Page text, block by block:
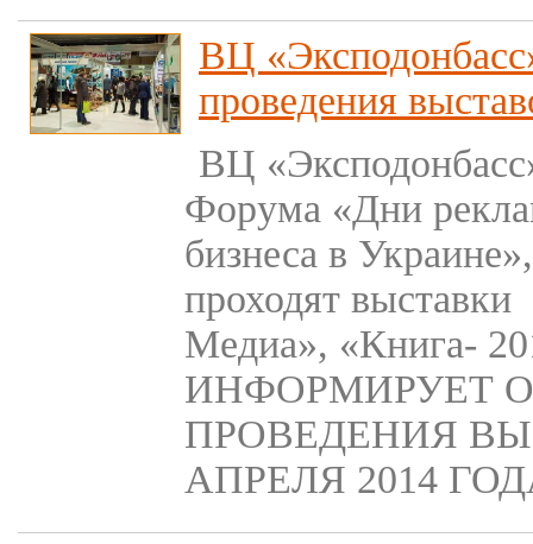
ВЦ
проведения
ВЦ
Форума «Дни
бизнеса в
проходят
Медиа», «Книга-
ИНФОРМИРУЕТ
ПРОВЕДЕНИЯ
АПРЕЛЯ 2014